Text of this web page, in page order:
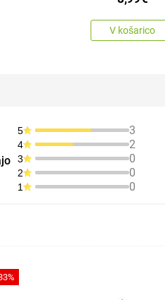
V košarico
5 3
4 2
3 0
2 0
1 0